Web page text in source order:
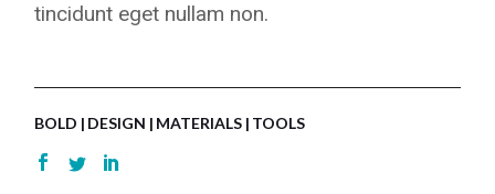
tincidunt eget nullam non.
BOLD DESIGN MATERIALS TOOLS